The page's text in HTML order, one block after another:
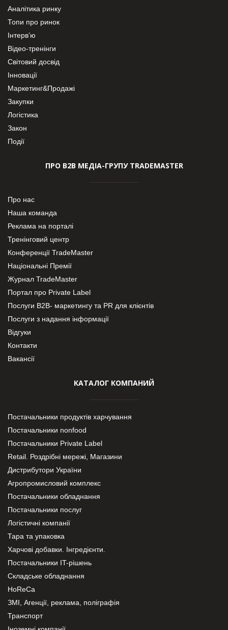
Аналітика ринку
Топи про ринок
Інтерв’ю
Відео-тренінги
Світовий досвід
Інновації
Маркетинг&Продажі
Закупки
Логістика
Закон
Події
ПРО В2В МЕДІА-ГРУПУ TRADEMASTER
Про нас
Наша команда
Реклама на порталі
Тренінговий центр
Конференції TradeMaster
Національні Премії
Журнал TradeMaster
Портал про Private Label
Послуги В2В- маркетингу та PR для клієнтів
Послуги з надання інформації
Відгуки
Контакти
Вакансії
КАТАЛОГ КОМПАНИЙ
Постачальники продуктів харчування
Постачальники nonfood
Постачальники Private Label
Retail. Роздрібні мережі, Магазини
Дистрибутори України
Агропромисловий комплекс
Постачальники обладнання
Постачальники послуг
Логістичні компанії
Тара та упаковка
Харчові добавки. Інгредієнти.
Постачальники IT-рішень
Складське обладнання
HoReCa
ЗМІ, Агенції, реклама, поліграфія
Транспорт